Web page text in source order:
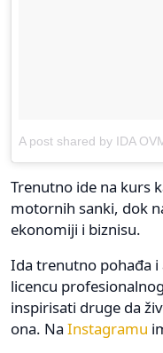
A post shared by IDA
Trenutno ide na kurs
motornih sanki, dok
ekonomiji i biznisu.
Ida trenutno pohađa i
licencu
inspirisati druge da
ona. Na Instagramu